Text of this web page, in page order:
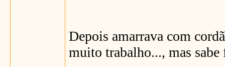
Depois amarrava com
muito trabalho..., mas sabe